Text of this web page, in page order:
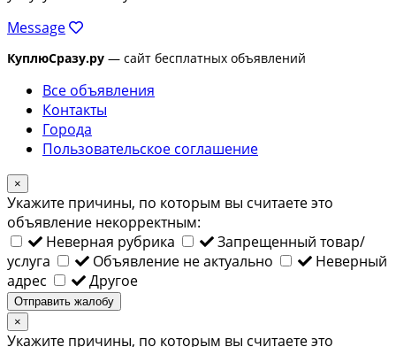
Message
КуплюСразу.ру — сайт бесплатных объявлений
Все объявления
Контакты
Города
Пользовательское соглашение
×
Укажите причины, по которым вы считаете это
объявление некорректным:
Неверная рубрика
Запрещенный товар/
услуга
Объявление не актуально
Неверный
адрес
Другое
Отправить жалобу
×
Укажите причины, по которым вы считаете это